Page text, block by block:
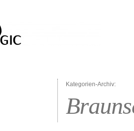
Kategorien-Archiv: